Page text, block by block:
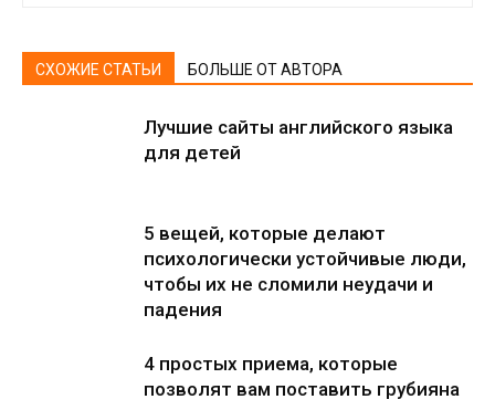
СХОЖИЕ СТАТЬИ БОЛЬШЕ ОТ АВТОРА
Лучшие сайты английского языка
для детей
5 вещей, которые делают
психологически устойчивые люди,
чтобы их не сломили неудачи и
падения
4 простых приема, которые
позволят вам поставить грубияна